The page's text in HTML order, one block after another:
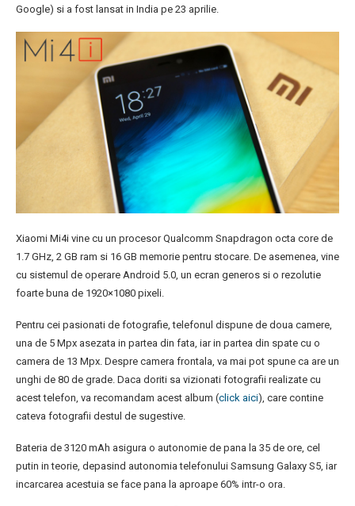
Google) si a fost lansat in India pe 23 aprilie.
Xiaomi Mi4i vine cu un procesor Qualcomm Snapdragon octa core de
1.7 GHz, 2 GB ram si 16 GB memorie pentru stocare. De asemenea, vine
cu sistemul de operare Android 5.0, un ecran generos si o rezolutie
foarte buna de 1920×1080 pixeli.
Pentru cei pasionati de fotografie, telefonul dispune de doua camere,
una de 5 Mpx asezata in partea din fata, iar in partea din spate cu o
camera de 13 Mpx. Despre camera frontala, va mai pot spune ca are un
unghi de 80 de grade. Daca doriti sa vizionati fotografii realizate cu
acest telefon, va recomandam acest album (click aici), care contine
cateva fotografii destul de sugestive.
Bateria de 3120 mAh asigura o autonomie de pana la 35 de ore, cel
putin in teorie, depasind autonomia telefonului Samsung Galaxy S5, iar
incarcarea acestuia se face pana la aproape 60% intr-o ora.